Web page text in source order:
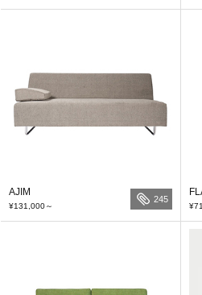
AJIM
¥131,000～
245